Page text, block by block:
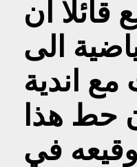
قائلا ان
الى
اندية
حط هذا
في